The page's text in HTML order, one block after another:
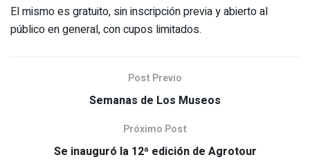
El mismo es gratuito, sin inscripción previa y abierto al
público en general, con cupos limitados.
Post Previo
Semanas de Los Museos
Próximo Post
Se inauguró la 12ª edición de Agrotour